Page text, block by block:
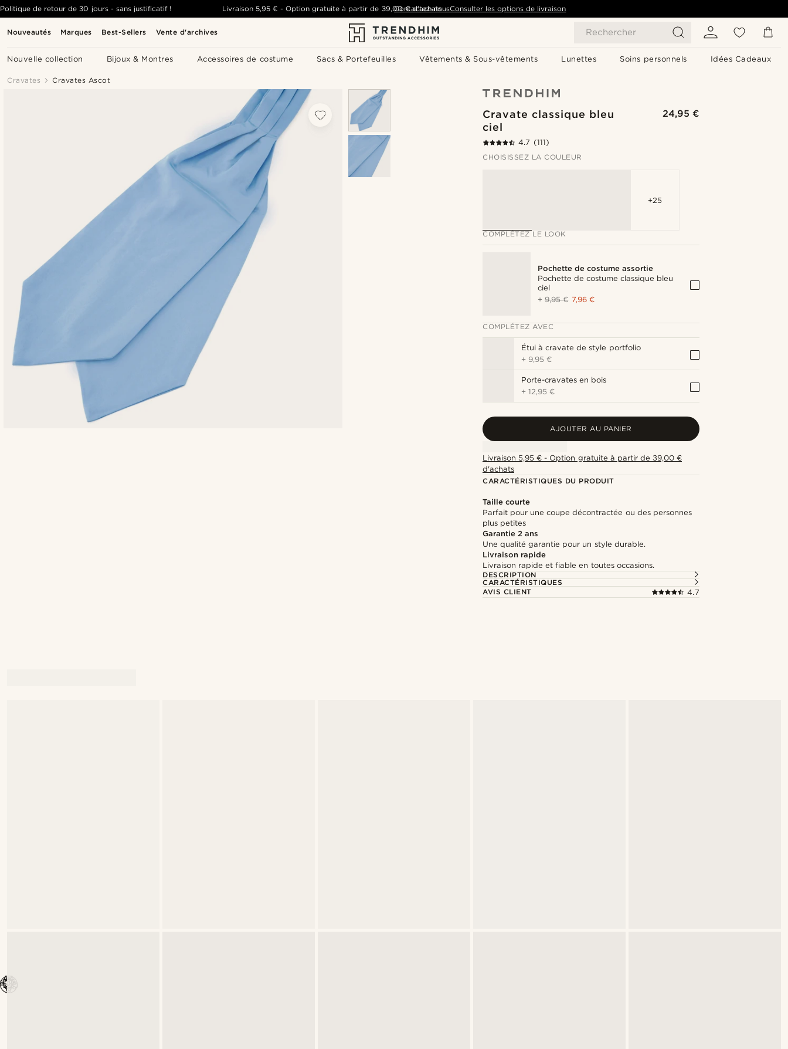
Nouveautés Marques Best-Sellers Vente d'archives Rechercher
Nouvelle collection Bijoux & Montres Accessoires de costume Sacs & Portefeuilles Vêtements & Sous-vêtements Lunettes Soins personnels Idées Cadeaux
Politique de retour de 30 jours - sans justificatif ! Livraison 5,95 € -Option gratuite à partir de 39,00 € d'achats- Consulter les options de livraison
Contactez-nous
Cravates Cravates Ascot
Cravate classique bleu
ciel
24,95 €
4.7 (111)
CHOISISSEZ LA COULEUR
+25
COMPLÉTEZ LE LOOK
Pochette de costume assortie
Pochette de costume classique bleu
ciel
+9,95 € 7,96 €
COMPLÉTEZ AVEC
Étui à cravate de style portfolio
+ 9,95 €
Porte-cravates en bois
+12,95 €
AJOUTER AU PANIER
Livraison 5,95 € - Option gratuite à partir de 39,00 €
d'achats
CARACTÉRISTIQUES DU PRODUIT
Taille courte
Parfait pour une coupe décontractée ou des personnes
plus petites
Garantie 2 ans
Une qualité garantie pour un style durable.
Livraison rapide
Livraison rapide et fiable en toutes occasions.
DESCRIPTION
CARACTÉRISTIQUES
AVIS CLIENT
4.7